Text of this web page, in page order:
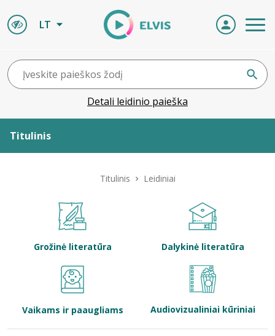
LT
Detali leidinio paieška
Titulinis
Bibliotekoms
Titulinis Leidiniai
Grožinė literatūra Dalykinė literatūra
Vaikams ir paaugliams Audiovizualiniai kūriniai